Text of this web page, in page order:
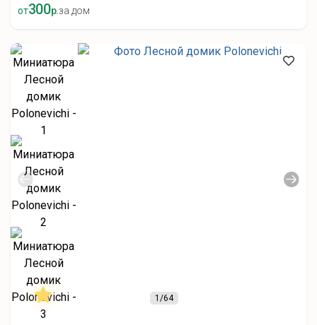
от300р.за дом
1/64